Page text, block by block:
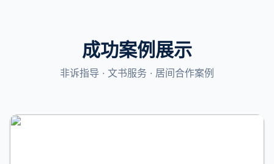
成功案例展示
非诉指导 · 文书服务 · 居间合作案例